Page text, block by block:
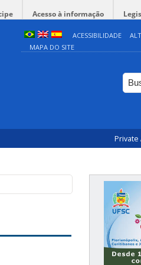
Acesso à informação
ACESSIBILIDADE
MAPA DO SITE
Private